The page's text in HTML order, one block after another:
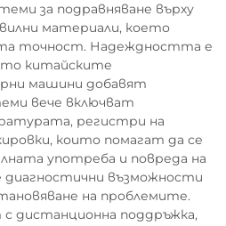
за подравняване върху
материали, което
точност. Надеждността е
китайските
машини добавят
вече включват
регистри на
които помагат да се
употреба и повреда на
възможности
на проблемите.
дистанционна поддръжка,